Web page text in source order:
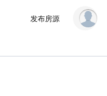
发布房源